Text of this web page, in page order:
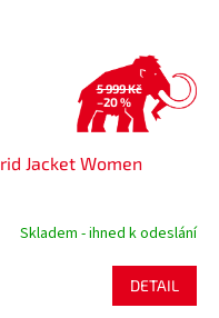
5 999 Kč
–20 %
Jacket Women
Skladem - ihned k odeslání
DETAIL